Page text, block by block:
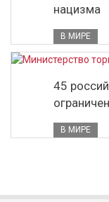
нацизма
В МИРЕ
45
В МИРЕ